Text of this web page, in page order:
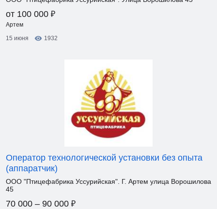
от 100 000 ₽
Артем
15 июня
1932
Оператор технологической установки без опыта
(аппаратчик)
ООО "Птицефабрика Уссурийская". Г. Артем улица Ворошилова
45
70 000 – 90 000 ₽